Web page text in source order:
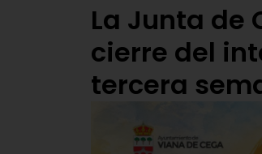
La Junta de
cierre del
tercera